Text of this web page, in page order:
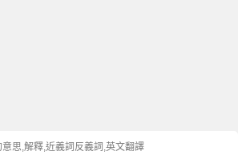
意思,解釋,近義詞反義詞,英文翻譯